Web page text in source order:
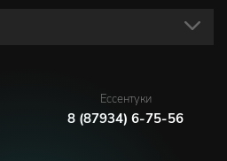
Ессентуки
8 (87934) 6-75-56